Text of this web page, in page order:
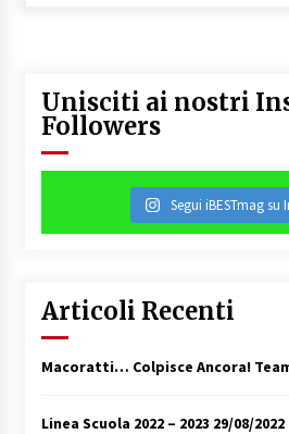
Unisciti ai nostri
Followers
Segui iBESTmag su
Articoli Recenti
Macoratti… Colpisce Ancora!
Linea Scuola 2022 – 2023 29/08/2022